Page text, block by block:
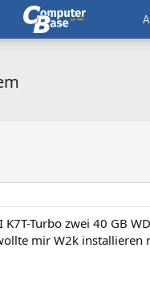
Turbo zwei 40 GB
mir W2k installieren